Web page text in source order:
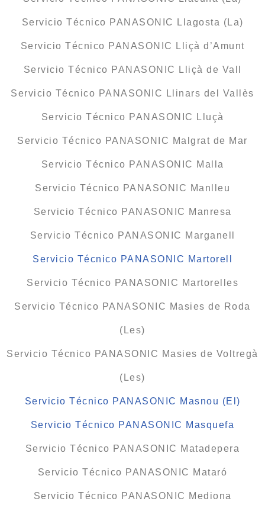
Servicio Técnico PANASONIC Llagosta (La)
Servicio Técnico PANASONIC Lliçà d’Amunt
Servicio Técnico PANASONIC Lliçà de Vall
Servicio Técnico PANASONIC Llinars del Vallès
Servicio Técnico PANASONIC Lluçà
Servicio Técnico PANASONIC Malgrat de Mar
Servicio Técnico PANASONIC Malla
Servicio Técnico PANASONIC Manlleu
Servicio Técnico PANASONIC Manresa
Servicio Técnico PANASONIC Marganell
Servicio Técnico PANASONIC Martorell
Servicio Técnico PANASONIC Martorelles
Servicio Técnico PANASONIC Masies de Roda
(Les)
Servicio Técnico PANASONIC Masies de Voltregà
(Les)
Servicio Técnico PANASONIC Masnou (El)
Servicio Técnico PANASONIC Masquefa
Servicio Técnico PANASONIC Matadepera
Servicio Técnico PANASONIC Mataró
Servicio Técnico PANASONIC Mediona